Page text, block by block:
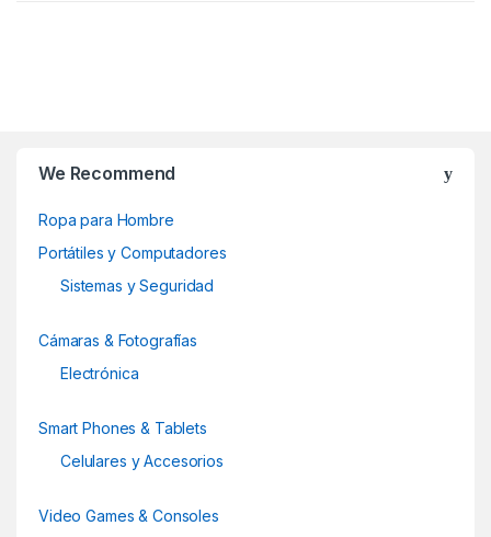
página
producto
We Recommend
Ropa para Hombre
Portátiles y Computadores
Sistemas y Seguridad
Cámaras & Fotografías
Electrónica
Smart Phones & Tablets
Celulares y Accesorios
Video Games & Consoles